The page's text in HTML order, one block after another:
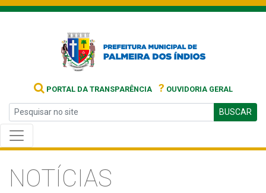
PORTAL DA TRANSPARÊNCIA ? OUVIDORIA GERAL
BUSCAR
NOTÍCIAS